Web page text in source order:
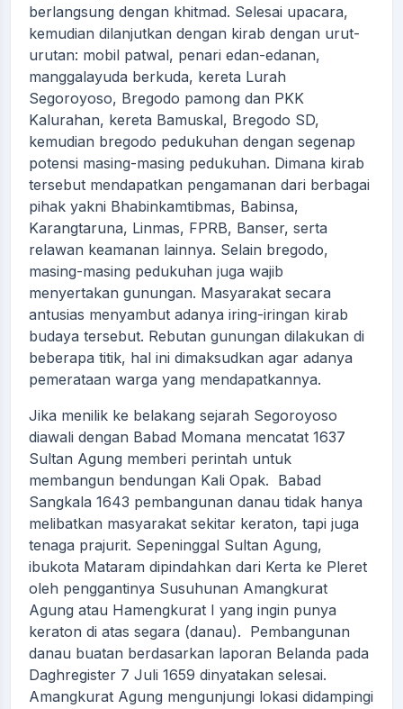
berlangsung dengan khitmad. Selesai upacara,
kemudian dilanjutkan dengan kirab dengan urut-
urutan: mobil patwal, penari edan-edanan,
manggalayuda berkuda, kereta Lurah
Segoroyoso, Bregodo pamong dan PKK
Kalurahan, kereta Bamuskal, Bregodo SD,
kemudian bregodo pedukuhan dengan segenap
potensi masing-masing pedukuhan. Dimana kirab
tersebut mendapatkan pengamanan dari berbagai
pihak yakni Bhabinkamtibmas, Babinsa,
Karangtaruna, Linmas, FPRB, Banser, serta
relawan keamanan lainnya. Selain bregodo,
masing-masing pedukuhan juga wajib
menyertakan gunungan. Masyarakat secara
antusias menyambut adanya iring-iringan kirab
budaya tersebut. Rebutan gunungan dilakukan di
beberapa titik, hal ini dimaksudkan agar adanya
pemerataan warga yang mendapatkannya.
Jika menilik ke belakang sejarah Segoroyoso
diawali dengan Babad Momana mencatat 1637
Sultan Agung memberi perintah untuk
membangun bendungan Kali Opak. Babad
Sangkala 1643 pembangunan danau tidak hanya
melibatkan masyarakat sekitar keraton, tapi juga
tenaga prajurit. Sepeninggal Sultan Agung,
ibukota Mataram dipindahkan dari Kerta ke Pleret
oleh penggantinya Susuhunan Amangkurat
Agung atau Hamengkurat I yang ingin punya
keraton di atas segara (danau). Pembangunan
danau buatan berdasarkan laporan Belanda pada
Daghregister 7 Juli 1659 dinyatakan selesai.
Amangkurat Agung mengunjungi lokasi didampingi